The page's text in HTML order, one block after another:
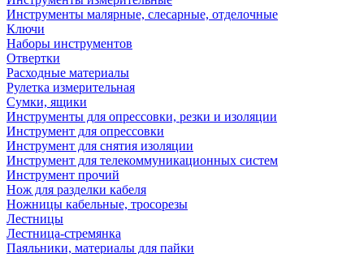
Инструменты малярные, слесарные, отделочные
Ключи
Наборы инструментов
Отвертки
Расходные материалы
Рулетка измерительная
Сумки, ящики
Инструменты для опрессовки, резки и изоляции
Инструмент для опрессовки
Инструмент для снятия изоляции
Инструмент для телекоммуникационных систем
Инструмент прочий
Нож для разделки кабеля
Ножницы кабельные, тросорезы
Лестницы
Лестница-стремянка
Паяльники, материалы для пайки